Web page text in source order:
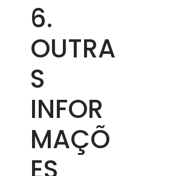
6.
OUTRA
S
INFOR
MAÇÕ